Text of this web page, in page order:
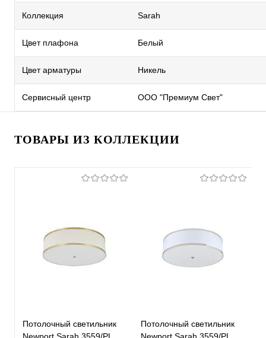
Коллекция Sarah
Цвет плафона Белый
Цвет арматуры Никель
Сервисный центр ООО "Премиум Свет"
ТОВАРЫ ИЗ КОЛЛЕКЦИИ
Потолочный светильник
Потолочный светильник